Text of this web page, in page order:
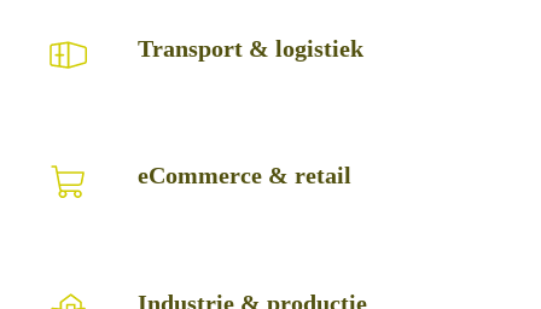
Transport & logistiek
eCommerce & retail
eCommerce
Industrie & productie